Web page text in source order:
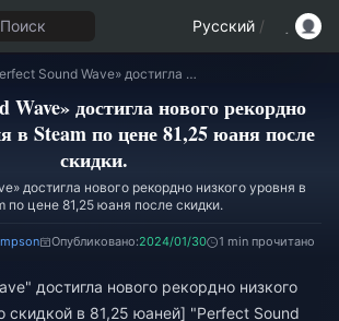
Поиск Русский /
«Perfect Sound Wave» достигла нового рекордно низкого уровня в Steam по цене 81,25 юаня после скидки.
Wave» достигла нового рекордно
в Steam по цене 81,25 юаня после
скидки.
достигла нового рекордно низкого уровня в
по цене 81,25 юаня после скидки.
Опубликовано:2024/01/30 1 min прочитано
достигла нового рекордно низкого
скидкой в ​​81,25 юаней] "Perfect Sound